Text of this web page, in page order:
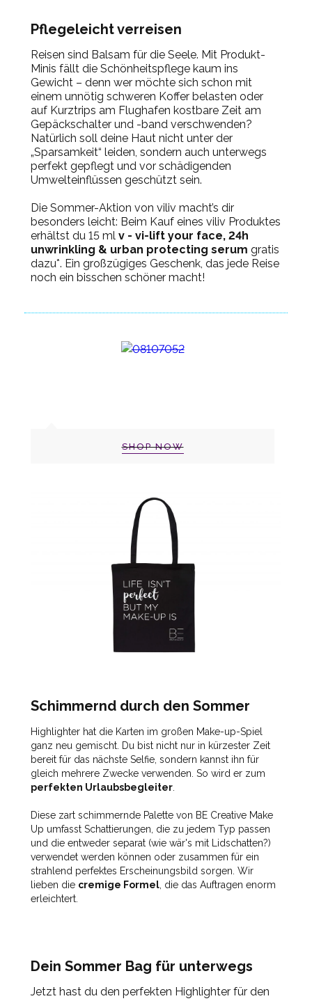
Pflegeleicht verreisen
Reisen sind Balsam für die Seele. Mit Produkt-
Minis fällt die Schönheitspflege kaum ins
Gewicht – denn wer möchte sich schon mit
einem unnötig schweren Koffer belasten oder
auf Kurztrips am Flughafen kostbare Zeit am
Gepäckschalter und -band verschwenden?
Natürlich soll deine Haut nicht unter der
„Sparsamkeit“ leiden, sondern auch unterwegs
perfekt gepflegt und vor schädigenden
Umwelteinflüssen geschützt sein.
Die Sommer-Aktion von viliv macht’s dir
besonders leicht: Beim Kauf eines viliv Produktes
erhältst du 15 ml v - vi-lift your face, 24h
unwrinkling & urban protecting serum gratis
dazu*. Ein großzügiges Geschenk, das jede Reise
noch ein bisschen schöner macht!
SHOP NOW
Schimmernd durch den Sommer
Highlighter hat die Karten im großen Make-up-Spiel
ganz neu gemischt. Du bist nicht nur in kürzester Zeit
bereit für das nächste Selfie, sondern kannst ihn für
gleich mehrere Zwecke verwenden. So wird er zum
perfekten Urlaubsbegleiter
Diese zart schimmernde Palette von BE Creative Make
Up umfasst Schattierungen, die zu jedem Typ passen
und die entweder separat (wie wär's mit Lidschatten?)
verwendet werden können oder zusammen für ein
strahlend perfektes Erscheinungsbild sorgen. Wir
lieben die cremige Formel , die das Auftragen enorm
erleichtert.
Dein Sommer Bag für unterwegs
Jetzt hast du den perfekten Highlighter für den